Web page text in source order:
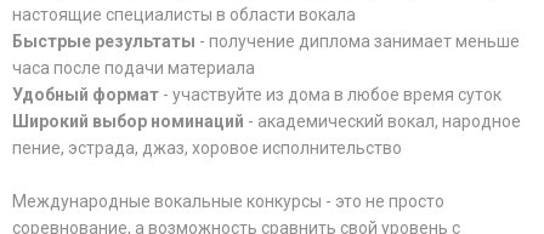
настоящие специалисты в области вокала
Быстрые результаты - получение диплома занимает меньше
часа после подачи материала
Удобный формат - участвуйте из дома в любое время суток
Широкий выбор номинаций - академический вокал, народное
пение, эстрада, джаз, хоровое исполнительство
Международные вокальные конкурсы - это не просто
соревнование, а возможность сравнить свой уровень с